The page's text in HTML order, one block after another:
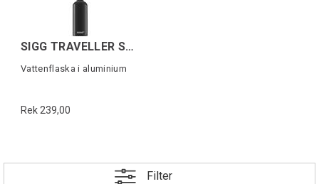
SIGG TRAVELLER Svart 0,6 L
Vattenflaska i aluminium
Rek 239,00
Filter